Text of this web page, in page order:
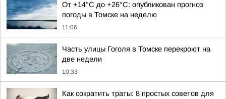
От +14°С до +26°С: опубликован прогноз
погоды в Томске на неделю
11:06
Часть улицы Гоголя в Томске перекроют на
две недели
10:33
Как сократить траты: 8 простых советов для